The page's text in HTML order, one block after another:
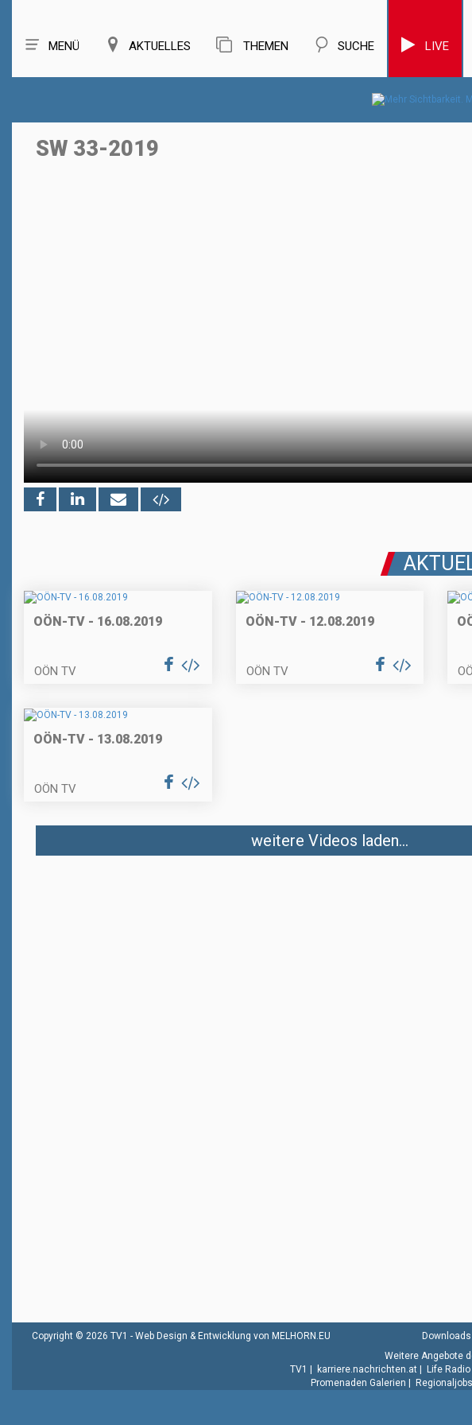
MENÜ AKTUELLES THEMEN SUCHE LIVE
SW 33-2019
OÖN-TV - 16.08.2019
OÖN TV
OÖN-TV - 12.08.2019
OÖN TV
OÖN-TV - 13.08.2019
OÖN TV
weitere Videos laden...
Copyright © 2026 TV1 - Web Design & Entwicklung von MELHORN.EU Downloads
Weitere Angebote
TV1 | karriere.nachrichten.at | Life Radio
Promenaden Galerien | Regionaljobs